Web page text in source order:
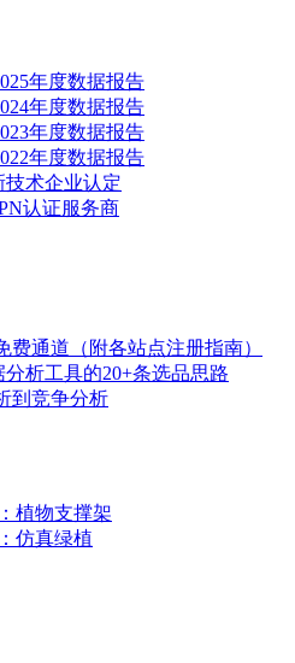
年度数据报告
年度数据报告
年度数据报告
年度数据报告
术企业认定
认证服务商
费通道（附各站点注册指南）
析工具的20+条选品思路
到竞争分析
植物支撑架
仿真绿植